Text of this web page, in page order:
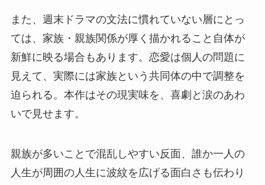
また、週末ドラマの文法に慣れていない層にとっ
ては、家族・親族関係が厚く描かれること自体が
新鮮に映る場合もあります。恋愛は個人の問題に
見えて、実際には家族という共同体の中で調整を
迫られる。本作はその現実味を、喜劇と涙のあわ
いで見せます。
親族が多いことで混乱しやすい反面、誰か一人の
人生が周囲の人生に波紋を広げる面白さも伝わり